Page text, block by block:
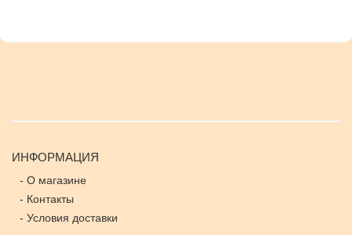
ИНФОРМАЦИЯ
- О магазине
- Контакты
- Условия доставки